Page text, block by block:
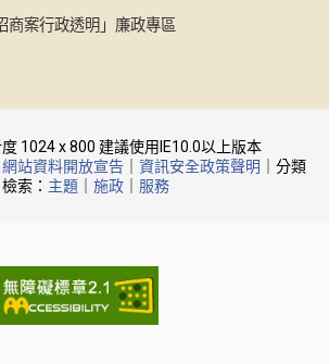
商案行政透明」廉政專區
1024 x 800 建議使用IE10.0以上版本
網站資料開放宣告 資訊安全政策聲明
｜分類
檢索： 主題 施政 服務